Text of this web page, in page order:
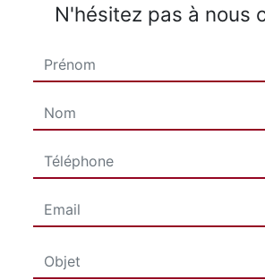
N'hésitez pas à nous